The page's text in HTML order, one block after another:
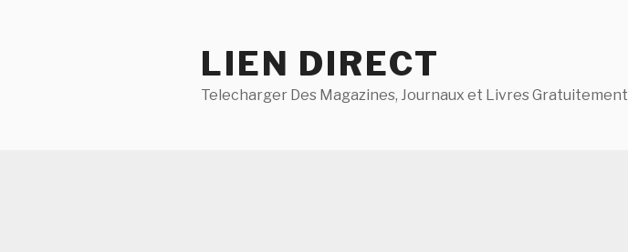
LIEN DIRECT
Telecharger Des Magazines, Journaux et Livres Gratuitement